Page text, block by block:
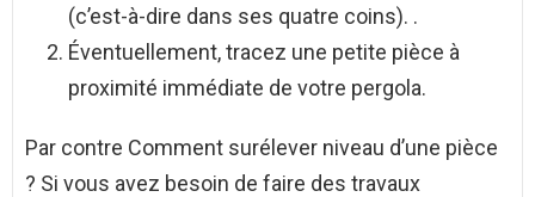
(c’est-à-dire dans ses quatre coins). .
Éventuellement, tracez une petite pièce à
proximité immédiate de votre pergola.
Par contre Comment surélever niveau d’une pièce
? Si vous avez besoin de faire des travaux